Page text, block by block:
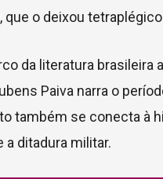
o deixou
da literatura brasileira
Paiva narra o
também se conecta à
a ditadura militar.